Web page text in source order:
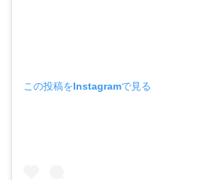
この投稿をInstagramで見る